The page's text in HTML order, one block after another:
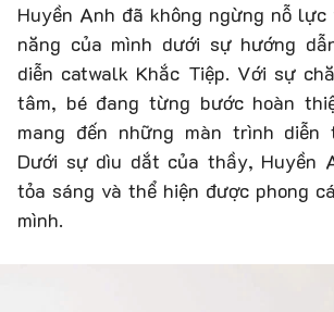
Huyền Anh đã không ngừng nỗ
năng của mình dưới sự hướng
diễn catwalk Khắc Tiệp. Với sự
tâm, bé đang từng bước hoàn
mang đến những màn trình
Dưới sự dìu dắt của thầy, Huyền
tỏa sáng và thể hiện được phong
mình.